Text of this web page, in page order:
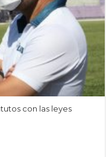
con las leyes